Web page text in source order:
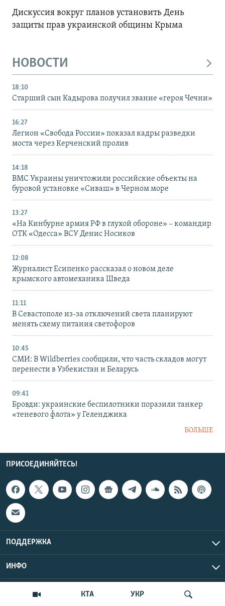
КТА УКР
Дискуссия вокруг планов установить День
защиты прав украинской общины Крыма
НОВОСТИ
18:10
Старший сын Кадырова получил звание «героя Чечни»
16:27
Легион «Свобода России» показал кадры разведки
моста через Керченский пролив
14:18
ВМС Украины уничтожили российские объекты на
буровой установке «Сиваш» в Черном море
13:27
«На Кинбурне армия РФ в глухой обороне» – командир
ОТК «Одесса» ВСУ Денис Носиков
12:08
Журналист Есипенко рассказал о новом деле
крымского автомеханика Шведа
11:11
В Севастополе из-за отключений света планируют
менять схему питания светофоров
10:45
СМИ: В Wildberries сообщили, что часть складов могут
перенести в Узбекистан и Беларусь
09:41
Бровди: украинские беспилотники поразили танкер
«теневого флота» у Геленджика
БОЛЬШЕ
ПРИСОЕДИНЯЙТЕСЬ!
ПОДДЕРЖКА
ИНФО
Copyright Крым.Реалии, 2026 | Все права защищены.
UTC+3